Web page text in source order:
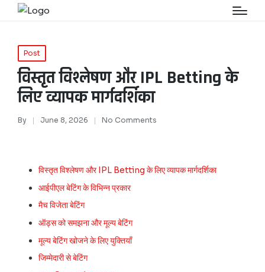
Post
विस्तृत विश्लेषण और IPL Betting के
लिए व्यापक मार्गदर्शिका
By June 8, 2026 No Comments
विस्तृत विश्लेषण और IPL Betting के लिए व्यापक मार्गदर्शिका
आईपीएल बेटिंग के विभिन्न प्रकार
मैच विजेता बेटिंग
ऑड्स को समझना और मूल्य बेटिंग
मूल्य बेटिंग खोजने के लिए युक्तियाँ
जिम्मेदारी से बेटिंग